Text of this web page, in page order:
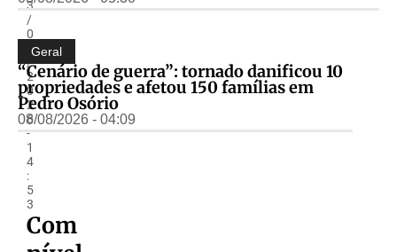
3
/
0
5
/
2
0
2
6
-
1
4
:
5
3
Com
Geral
“Cenário de guerra”: tornado danificou 10
propriedades e afetou 150 famílias em
Pedro Osório
08/08/2026 - 04:09